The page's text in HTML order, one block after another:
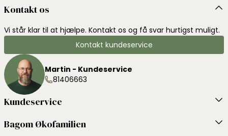
Kontakt os
Vi står klar til at hjælpe. Kontakt os og få svar hurtigst muligt.
Kontakt kundeservice
Martin - Kundeservice
81406663
Kundeservice
Bagom Økofamilien